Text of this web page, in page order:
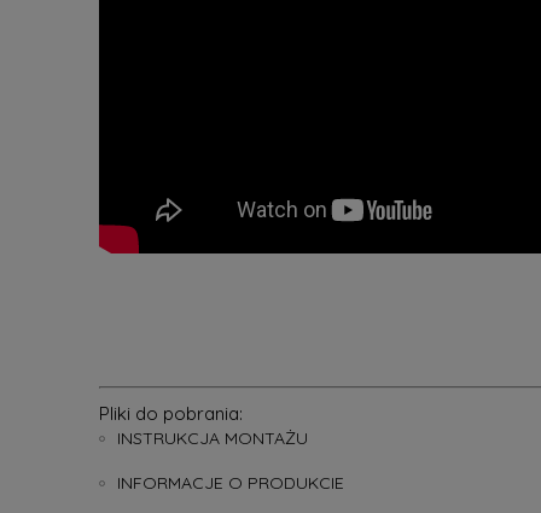
Pliki do pobrania:
INSTRUKCJA MONTAŻU
INFORMACJE O PRODUKCIE